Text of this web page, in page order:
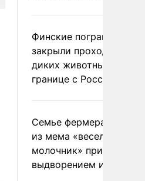
Финские пограничники
закрыли проходы для
диких животных на
границе с Россией
Семье фермера
из мема «веселый
молочник» пригрозили
выдворением из